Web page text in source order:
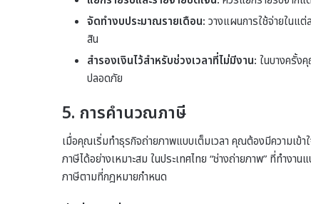
จัดทำงบประมาณรายเดือน: วางแผนการใช้จ่ายในแ
สิน
สำรองเงินไว้สำหรับช่วงเวลาที่ไม่มีงาน: ในบางครั้ง
ปลอดภัย
5. การคำนวณภาษี
เมื่อคุณเริ่มทำธุรกิจถ่ายภาพแบบเต็มเวลา คุณต้องมีความเข้
ภาษีได้อย่างเหมาะสม ในประเทศไทย “ช่างถ่ายภาพ” ที่ทำง
ภาษีตามที่กฎหมายกำหนด